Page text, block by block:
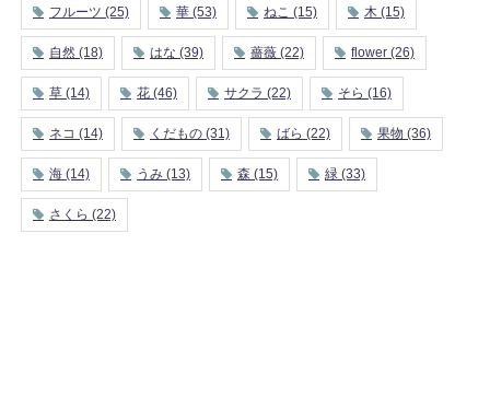
フルーツ (25) 華 (53) ねこ (15) 木 (15)
自然 (18) はな (39) 薔薇 (22) flower (26)
草 (14) 花 (46) サクラ (22) そら (16)
ネコ (14) くだもの (31) ばら (22) 果物 (36)
海 (14) うみ (13) 森 (15) 緑 (33)
さくら (22)